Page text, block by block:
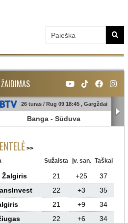
26 turas / Rug 09 18:45 , Gargždai
Banga - Sūduva
Sužaista Įv. san. Taškai
Žalgiris 21 +25
37
22 +3
35
21 +9
34
22 +6
34